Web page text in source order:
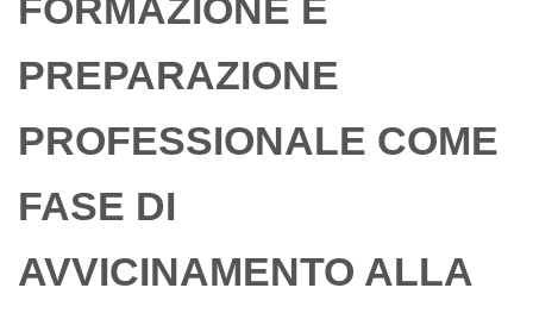
FORMAZIONE E
PREPARAZIONE
PROFESSIONALE COME
FASE DI
AVVICINAMENTO ALLA